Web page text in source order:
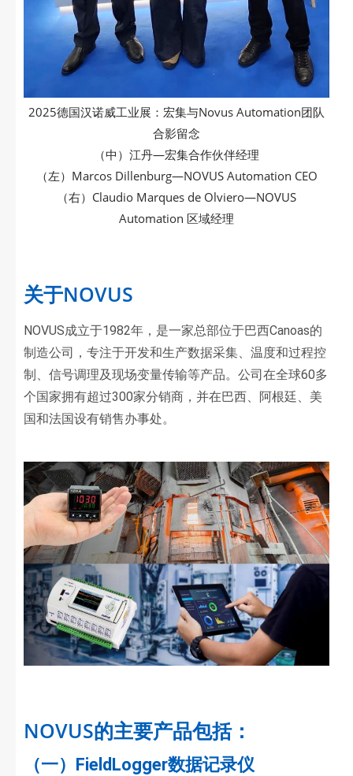
2025德国汉诺威工业展：宏集与Novus Automation团队
合影留念
（中）江丹—宏集合作伙伴经理
（左）Marcos Dillenburg—NOVUS Automation CEO
（右）Claudio Marques de Olviero—NOVUS
Automation 区域经理
关于NOVUS
NOVUS成立于1982年，是一家总部位于巴西Canoas的
制造公司，专注于开发和生产数据采集、温度和过程控
制、信号调理及现场变量传输等产品。公司在全球60多
个国家拥有超过300家分销商，并在巴西、阿根廷、美
国和法国设有销售办事处。
NOVUS的主要产品包括：
（一）FieldLogger数据记录仪